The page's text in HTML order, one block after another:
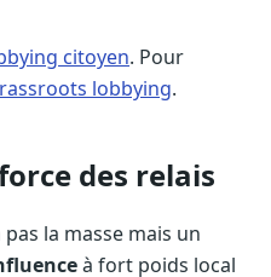
citoyen. Pour
lobbying.
des relais
la masse mais un
à fort poids local